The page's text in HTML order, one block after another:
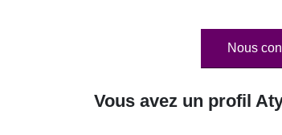
Nous
Vous avez un profil